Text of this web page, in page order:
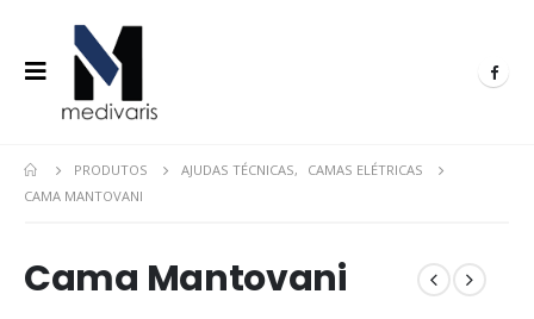
PRODUTOS AJUDAS TÉCNICAS,
CAMAS ELÉTRICAS
CAMA MANTOVANI
Cama Mantovani